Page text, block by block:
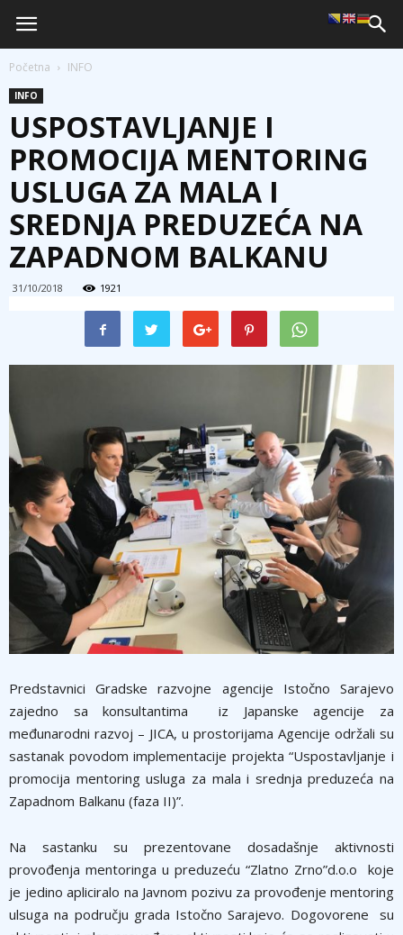
Početna INFO
INFO
USPOSTAVLJANJE I
PROMOCIJA MENTORING
USLUGA ZA MALA I
SREDNJA PREDUZEĆA NA
ZAPADNOM BALKANU
31/10/2018 1921
Predstavnici Gradske razvojne agencije Istočno Sarajevo
zajedno sa konsultantima iz Japanske agencije za
međunarodni razvoj – JICA, u prostorijama Agencije održali su
sastanak povodom implementacije projekta “Uspostavljanje i
promocija mentoring usluga za mala i srednja preduzeća na
Zapadnom Balkanu (faza II)”.
Na sastanku su prezentovane dosadašnje aktivnosti
provođenja mentoringa u preduzeću “Zlatno Zrno”d.o.o koje
je jedino apliciralo na Javnom pozivu za provođenje mentoring
ulsuga na području grada Istočno Sarajevo. Dogovorene su